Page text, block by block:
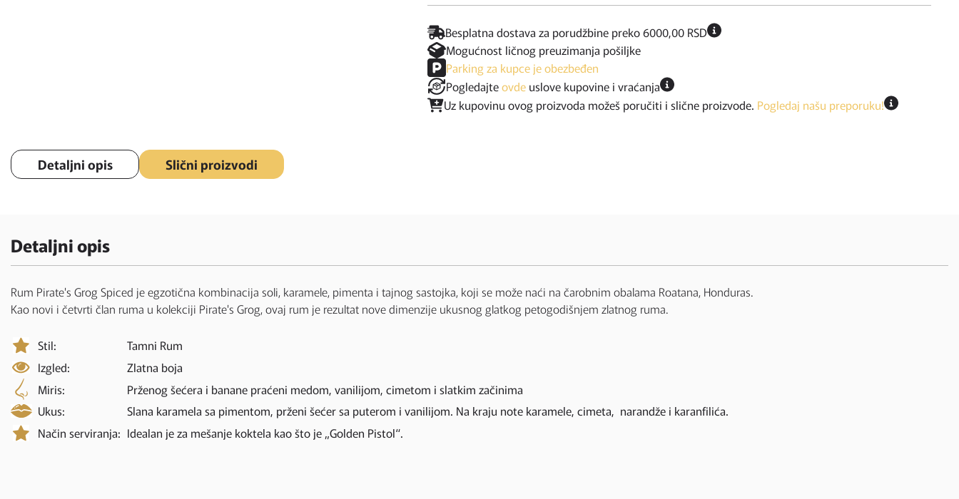
Besplatna dostava za porudžbine preko 6000,00 RSD
Mogućnost ličnog preuzimanja pošiljke
Parking za kupce je obezbeđen
Pogledajteovde uslove kupovine i vraćanja
Uz kupovinu ovog proizvoda možeš poručiti i slične proizvode. Pogledaj našu preporuku!
Detaljni opis Slični proizvodi
Detaljni opis
Rum Pirate's Grog Spiced je egzotična kombinacija soli, karamele, pimenta i tajnog sastojka, koji se može naći na čarobnim obalama Roatana, Honduras.
Kao novi i četvrti član ruma u kolekciji Pirate's Grog, ovaj rum je rezultat nove dimenzije ukusnog glatkog petogodišnjem zlatnog ruma.
Stil:
Tamni Rum
Izgled:
Zlatna boja
Miris:
Prženog šećera i banane praćeni medom, vanilijom, cimetom i slatkim začinima
Ukus:
Slana karamela sa pimentom, prženi šećer sa puterom i vanilijom. Na kraju note karamele, cimeta, narandže i karanfilića.
Način serviranja: Idealan je za mešanje koktela kao što je „Golden Pistol“.